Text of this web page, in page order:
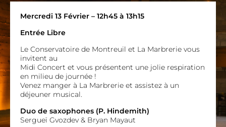
Mercredi 13 Février – 12h45 à 13h15
Entrée Libre
Le Conservatoire de Montreuil et La Marbrerie vous
invitent au
Midi Concert et vous présentent une jolie respiration
en milieu de journée !
Venez manger à La Marbrerie et assistez à un
déjeuner musical.
Duo de saxophones (P. Hindemith)
Sergueï Gvozdev & Bryan Mayaut